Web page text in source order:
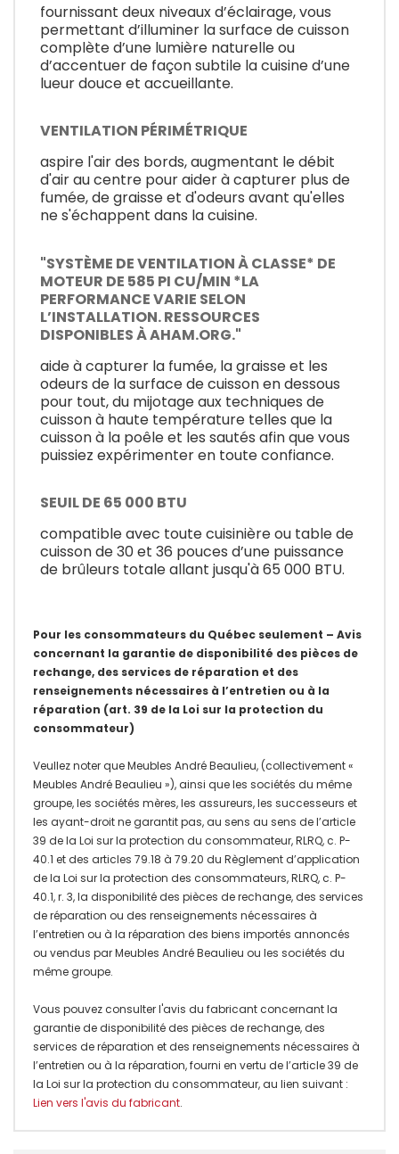
fournissant deux niveaux d’éclairage, vous
permettant d’illuminer la surface de cuisson
complète d’une lumière naturelle ou
d’accentuer de façon subtile la cuisine d’une
lueur douce et accueillante.
VENTILATION PÉRIMÉTRIQUE
aspire l'air des bords, augmentant le débit
d'air au centre pour aider à capturer plus de
fumée, de graisse et d'odeurs avant qu'elles
ne s'échappent dans la cuisine.
"SYSTÈME DE VENTILATION À CLASSE* DE
MOTEUR DE 585 PI CU/MIN *LA
PERFORMANCE VARIE SELON
L’INSTALLATION. RESSOURCES
DISPONIBLES À AHAM.ORG."
aide à capturer la fumée, la graisse et les
odeurs de la surface de cuisson en dessous
pour tout, du mijotage aux techniques de
cuisson à haute température telles que la
cuisson à la poêle et les sautés afin que vous
puissiez expérimenter en toute confiance.
SEUIL DE 65 000 BTU
compatible avec toute cuisinière ou table de
cuisson de 30 et 36 pouces d’une puissance
de brûleurs totale allant jusqu'à 65 000 BTU.
Pour les consommateurs du Québec seulement – Avis
concernant la garantie de disponibilité des pièces de
rechange, des services de réparation et des
renseignements nécessaires à l’entretien ou à la
réparation (art. 39 de la Loi sur la protection du
consommateur)
Veullez noter que Meubles André Beaulieu, (collectivement «
Meubles André Beaulieu »), ainsi que les sociétés du même
groupe, les sociétés mères, les assureurs, les successeurs et
les ayant-droit ne garantit pas, au sens au sens de l’article
39 de la Loi sur la protection du consommateur, RLRQ, c. P-
40.1 et des articles 79.18 à 79.20 du Règlement d’application
de la Loi sur la protection des consommateurs, RLRQ, c. P-
40.1, r. 3, la disponibilité des pièces de rechange, des services
de réparation ou des renseignements nécessaires à
l’entretien ou à la réparation des biens importés annoncés
ou vendus par Meubles André Beaulieu ou les sociétés du
même groupe.
Vous pouvez consulter l'avis du fabricant concernant la
garantie de disponibilité des pièces de rechange, des
services de réparation et des renseignements nécessaires à
l’entretien ou à la réparation, fourni en vertu de l’article 39 de
la Loi sur la protection du consommateur, au lien suivant :
Lien vers l'avis du fabricant.